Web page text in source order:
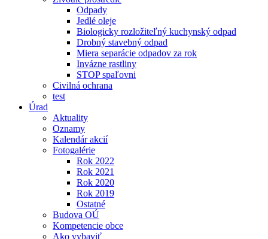
Odpady
Jedlé oleje
Biologicky rozložiteľný kuchynský odpad
Drobný stavebný odpad
Miera separácie odpadov za rok
Invázne rastliny
STOP spaľovni
Civilná ochrana
test
Úrad
Aktuality
Oznamy
Kalendár akcií
Fotogalérie
Rok 2022
Rok 2021
Rok 2020
Rok 2019
Ostatné
Budova OÚ
Kompetencie obce
Ako vybaviť